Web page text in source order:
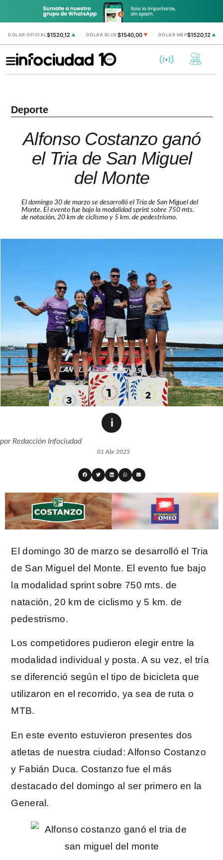
DÓLAR OFICIAL$1520,12 ▲ DÓLAR BLUE$1540,00 ▼ DÓLAR MEP$1520,12 ▲
Deporte
Alfonso Costanzo ganó
el Tria de San Miguel
del Monte
El domingo 30 de marzo se desarrolló el Tria de San Miguel del
Monte. El evento fue bajo la modalidad sprint sobre 750 mts.
de natación, 20 km de ciclismo y 5 km. de pedestrismo.
porRedacción Infociudad
01 Abr 2025
El domingo 30 de marzo se desarrolló el Tria
de San Miguel del Monte. El evento fue bajo
la modalidad sprint sobre 750 mts. de
natación, 20 km de ciclismo y 5 km. de
pedestrismo.
Los competidores pudieron elegir entre la
modalidad individual y posta. A su vez, el tría
se diferenció según el tipo de bicicleta que
utilizaron en el recorrido, ya sea de ruta o
MTB.
En este evento estuvieron presentes dos
atletas de nuestra ciudad: Alfonso Costanzo
y Fabián Duca. Costanzo fue el más
destacado del domingo al ser primero en la
General.